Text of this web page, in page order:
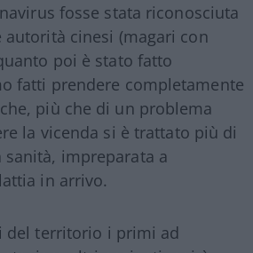
fosse stata riconosciuta
autorità cinesi (magari con
poi è stato fatto
fatti prendere completamente
più che di un problema
la vicenda si è trattato più di
impreparata a
in arrivo.
del territorio i primi ad